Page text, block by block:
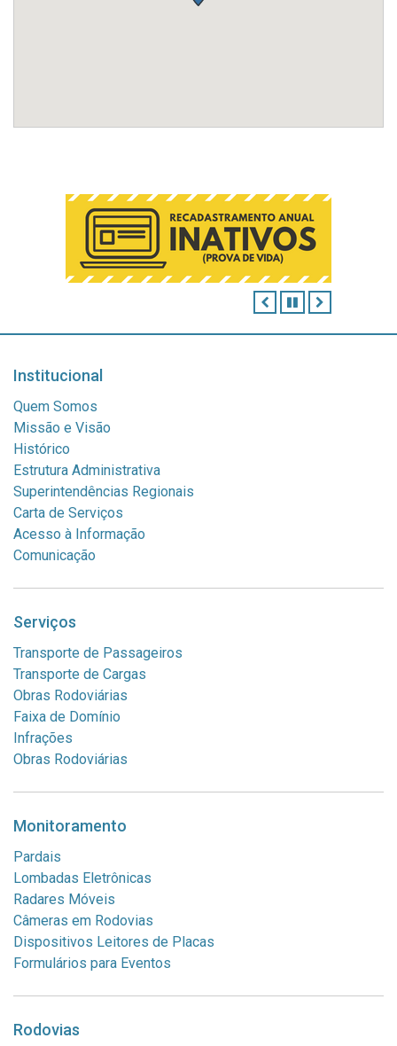
ANTERIOR
PAUSAR
Institucional
Quem Somos
Missão e Visão
Histórico
Estrutura Administrativa
Superintendências Regionais
Carta de Serviços
Acesso à Informação
Comunicação
Serviços
Transporte de Passageiros
Transporte de Cargas
Obras Rodoviárias
Faixa de Domínio
Infrações
Obras Rodoviárias
Monitoramento
Pardais
Lombadas Eletrônicas
Radares Móveis
Câmeras em Rodovias
Dispositivos Leitores de Placas
Formulários para Eventos
Rodovias